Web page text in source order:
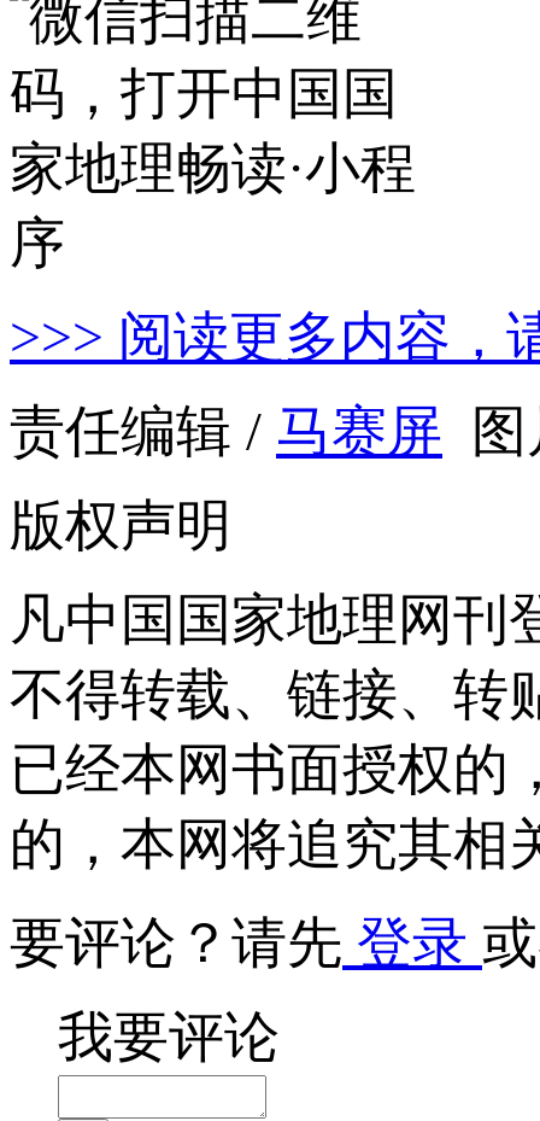
>>> 阅读更多内容，
责任编辑 / 马赛屏
版权声明
凡中国国家地理网刊
不得转载、链接、转
已经本网书面授权的
的，本网将追究其相
要评论？请先 登录
我要评论